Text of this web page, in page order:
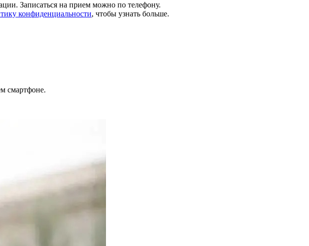
Записаться на прием можно по телефону.
конфиденциальности, чтобы узнать больше.
смартфоне.